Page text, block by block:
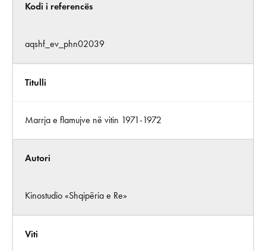
Kodi i referencës
aqshf_ev_phn02039
Titulli
Marrja e flamujve në vitin 1971-1972
Autori
Kinostudio «Shqipëria e Re»
Viti